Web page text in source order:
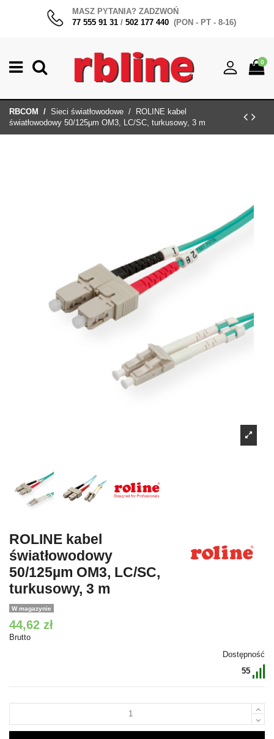
MASZ PYTANIA? ZADZWOŃ
77 555 91 31 / 502 177 440 (PON - PT - 8-16)
0
RBCOM Sieci światłowodowe
ROLINE kabel
światłowodowy 50/125µm OM3, LC/SC, turkusowy, 3 m
ROLINE kabel
światłowodowy
50/125µm OM3, LC/SC,
turkusowy, 3 m
W magazynie
44,62 zł
Brutto
Dostępność
55